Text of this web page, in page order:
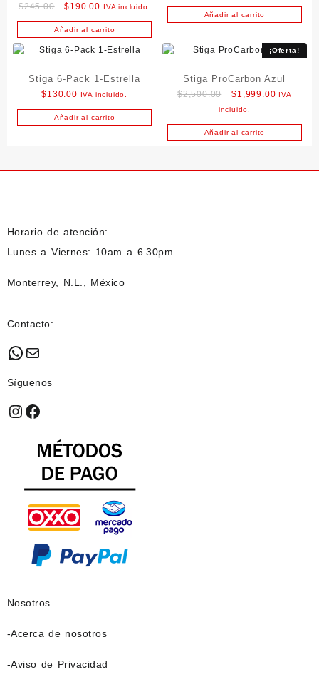
– Celuloide
$245.00
Original
price
was:
$245.00.
$190.00 Current
price
is:
$190.00.
IVA incluido.
Añadir al carrito
Añadir al carrito
Stiga 6-Pack 1-Estrella
$130.00 IVA incluido.
Añadir al carrito
¡Oferta!
Stiga ProCarbon Azul
$2,500.00
Original
price
was:
$2,500.00.
$1,999.00Current
is:
IVA
incluido.
Añadir al carrito
Horario de atención:
Lunes a Viernes: 10am a 6.30pm
Monterrey, N.L., México
Contacto:
WhatsApp
Mail
Síguenos
Instagram
Facebook
Nosotros
-Acerca de nosotros
-Aviso de Privacidad